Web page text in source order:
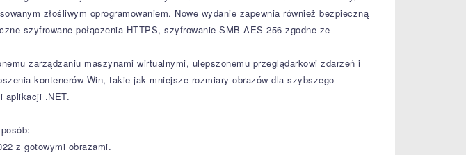
złośliwym oprogramowaniem. Nowe wydanie zapewnia również bezpieczną
szyfrowane połączenia HTTPS, szyfrowanie SMB AES 256 zgodne ze
zarządzaniu maszynami wirtualnymi, ulepszonemu przeglądarkowi zdarzeń i
kontenerów Win, takie jak mniejsze rozmiary obrazów dla szybszego
aplikacji .NET.
z gotowymi obrazami.